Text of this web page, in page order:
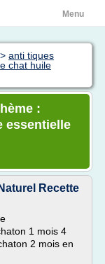
Menu
> anti tiques
chat huile
:
essentielle
Recette
1 mois 4
2 mois en